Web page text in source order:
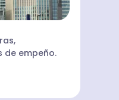
de empeño.